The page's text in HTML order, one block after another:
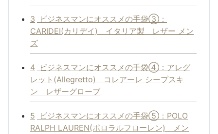
3
ビジネスマンにオススメの手袋③：
CARIDEI(カリデイ) イタリア製 レザー メン
ズ
4 ビジネスマンにオススメの手袋④：アレグ
レット(Allegretto) コレアーレ シープスキ
ン レザーグローブ
5
ビジネスマンにオススメの手袋⑤：POLO
RALPH LAUREN(ポロラルフローレン) メン